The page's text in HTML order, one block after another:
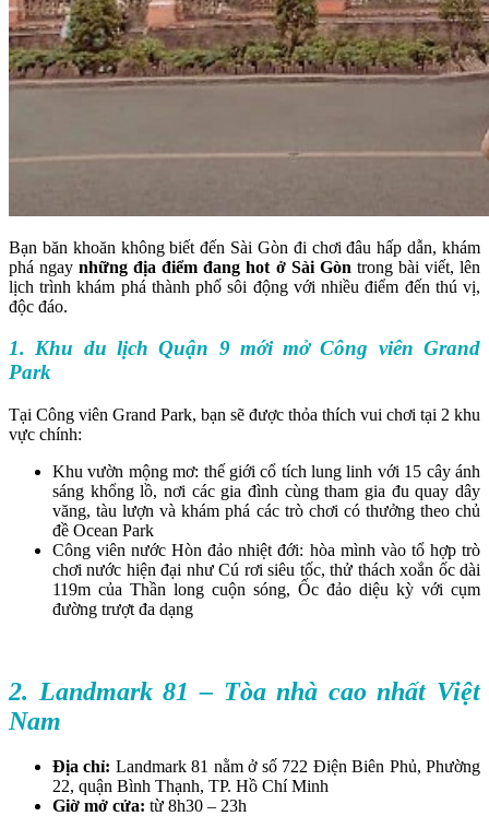
Bạn băn khoăn không biết đến Sài Gòn đi chơi đâu hấp dẫn, khám
phá ngaynhững địa điểm đang hot ở Sài Gòn trong bài viết, lên
lịch trình khám phá thành phố sôi động với nhiều điểm đến thú vị,
độc đáo.
1. Khu du lịch Quận 9 mới mở Công viên Grand
Park
Tại Công viên Grand Park, bạn sẽ được thỏa thích vui chơi tại 2 khu
vực chính:
Khu vườn mộng mơ: thế giới cổ tích lung linh với 15 cây ánh
sáng khổng lồ, nơi các gia đình cùng tham gia đu quay dây
văng, tàu lượn và khám phá các trò chơi có thưởng theo chủ
đề Ocean Park
Công viên nước Hòn đảo nhiệt đới: hòa mình vào tổ hợp trò
chơi nước hiện đại như Cú rơi siêu tốc, thử thách xoắn ốc dài
119m của Thần long cuộn sóng, Ốc đảo diệu kỳ với cụm
đường trượt đa dạng
2. Landmark 81 – Tòa nhà cao nhất Việt
Nam
Địa chỉ: Landmark 81 nằm ở số 722 Điện Biên Phủ, Phường
22, quận Bình Thạnh, TP. Hồ Chí Minh
Giờ mở cửa: từ 8h30 – 23h